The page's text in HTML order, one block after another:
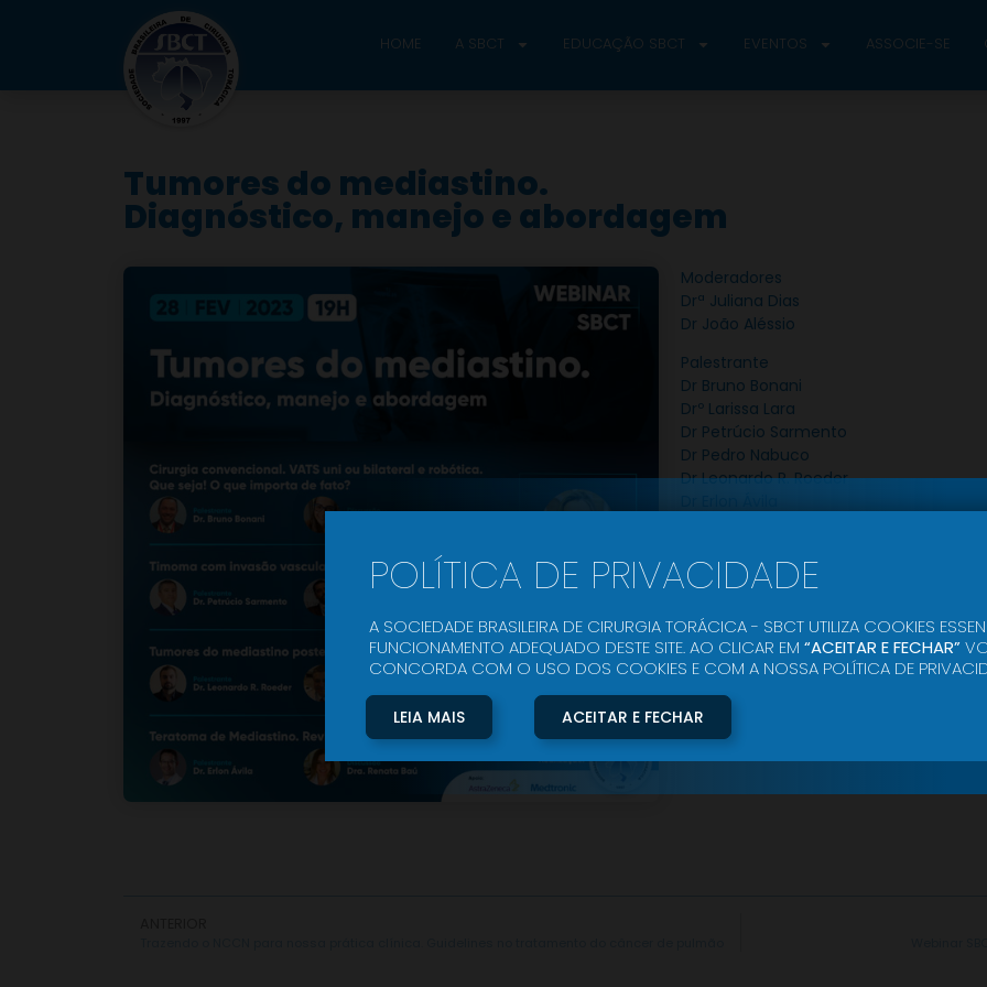
HOME A SBCT EDUCAÇÃO SBCT EVENTOS ASSOCIE-SE
Tumores do mediastino.
Diagnóstico, manejo e abordagem
Moderadores
Drª Juliana Dias
Dr João Aléssio
Palestrante
Dr Bruno Bonani
Drº Larissa Lara
Dr Petrúcio Sarmento
Dr Pedro Nabuco
Dr Leonardo R. Roeder
POLÍTICA DE PRIVACIDADE
A SOCIEDADE BRASILEIRA DE CIRURGIA TORÁCICA - SBCT UTILIZA COOKIES
FUNCIONAMENTO ADEQUADO DESTE SITE. AO CLICAR EM “ACEITAR E FECHAR”
CONCORDA COM O USO DOS COOKIES E COM A NOSSA POLÍTICA DE
LEIA MAIS ACEITAR E FECHAR